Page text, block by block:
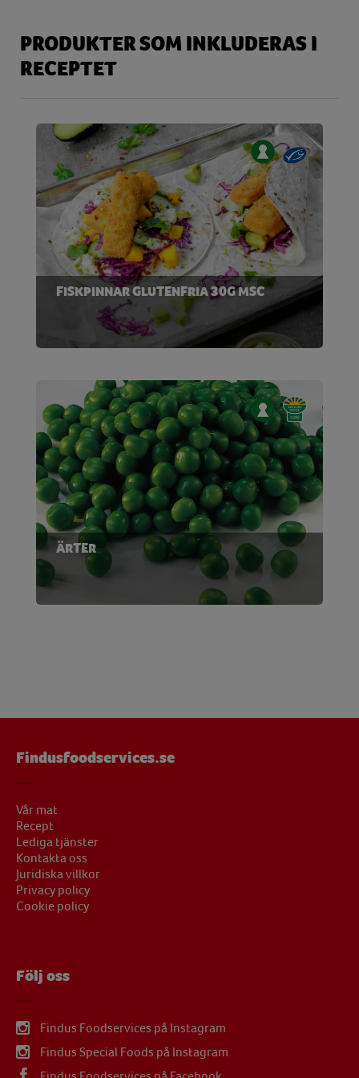
PRODUKTER SOM INKLUDERAS I
RECEPTET
FISKPINNAR GLUTENFRIA 30G MSC
ÄRTER
Findusfoodservices.se
Vår mat
Recept
Lediga tjänster
Kontakta oss
Juridiska villkor
Privacy policy
Cookie policy
Följ oss
Findus Foodservices på Instagram
Findus Special Foods på Instagram